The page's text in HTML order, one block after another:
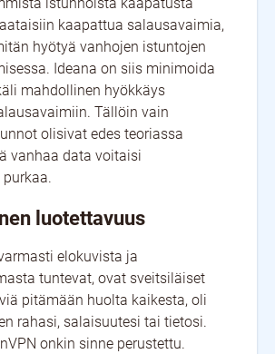
kaapattua salausavaimia,
hyötyä vanhojen istuntojen
Ideana on siis minimoida
mahdollinen hyökkäys
Tällöin vain
olisivat edes teoriassa
vanhaa data voitaisi
luotettavuus
elokuvista ja
tuntevat, ovat sveitsiläiset
pitämään huolta kaikesta, oli
rahasi, salaisuutesi tai tietosi.
onkin sinne perustettu.